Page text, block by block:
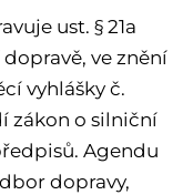
ust. § 21a
dopravě, ve znění
vyhlášky č.
zákon o silniční
Agendu
dopravy,